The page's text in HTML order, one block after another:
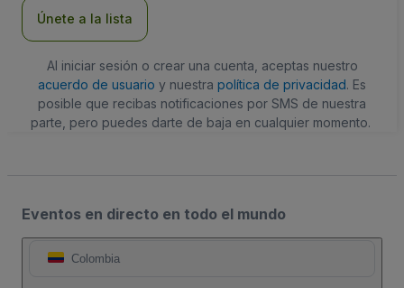
Únete a la lista
Al iniciar sesión o crear una cuenta, aceptas nuestro
acuerdo de usuario y nuestra política de privacidad. Es
posible que recibas notificaciones por SMS de nuestra
parte, pero puedes darte de baja en cualquier momento.
Eventos en directo en todo el mundo
Colombia